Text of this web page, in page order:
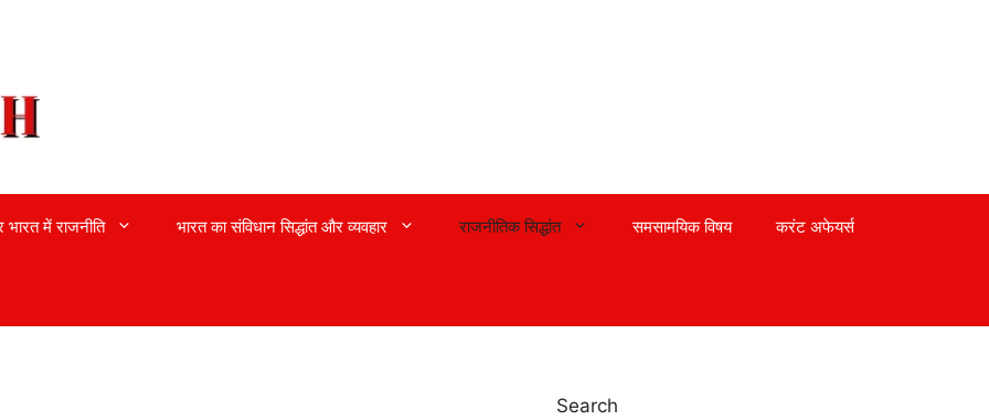
भारत में राजनीति भारत का संविधान सिद्धांत और व्यवहार राजनीतिक सिद्धांत समसामयिक विषय करंट अफेयर्स
Search